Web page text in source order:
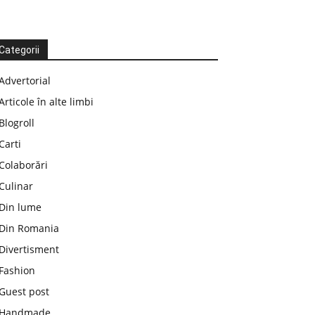
în alte limbi
Blogroll
Din lume
Din Romania
Divertisment
Fashion
post